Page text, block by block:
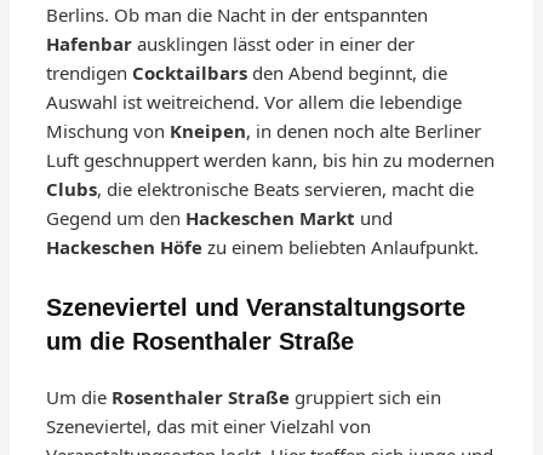
Berlins. Ob man die Nacht in der entspannten
Hafenbar ausklingen lässt oder in einer der
trendigen Cocktailbars den Abend beginnt, die
Auswahl ist weitreichend. Vor allem die lebendige
Mischung von Kneipen, in denen noch alte Berliner
Luft geschnuppert werden kann, bis hin zu modernen
Clubs, die elektronische Beats servieren, macht die
Gegend um den Hackeschen Markt und
Hackeschen Höfe zu einem beliebten Anlaufpunkt.
Szeneviertel und Veranstaltungsorte
um die Rosenthaler Straße
Um die Rosenthaler Straße gruppiert sich ein
Szeneviertel, das mit einer Vielzahl von